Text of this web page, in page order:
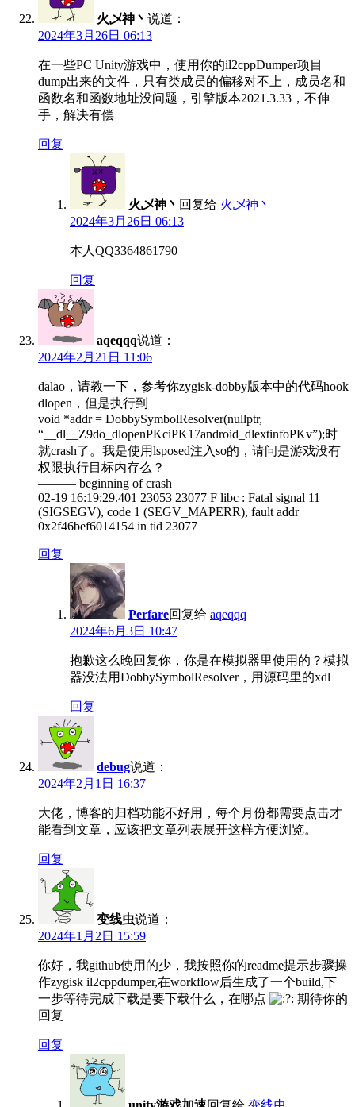
火乄神丶 说道：
2024年3月26日 06:13
在一些PC Unity游戏中，使用你的il2cppDumper项目
dump出来的文件，只有类成员的偏移对不上，成员名和
函数名和函数地址没问题，引擎版本2021.3.33，不伸
手，解决有偿
回复
火乄神丶 回复给 火乄神丶
2024年3月26日 06:13
本人QQ3364861790
回复
aqeqqq说道：
2024年2月21日 11:06
dalao，请教一下，参考你zygisk-dobby版本中的代码hook
dlopen，但是执行到
void *addr = DobbySymbolResolver(nullptr,
“__dl__Z9do_dlopenPKciPK17android_dlextinfoPKv”);时
就crash了。我是使用lsposed注入so的，请问是游戏没有
权限执行目标内存么？
——— beginning of crash
02-19 16:19:29.401 23053 23077 F libc : Fatal signal 11
(SIGSEGV), code 1 (SEGV_MAPERR), fault addr
0x2f46bef6014154 in tid 23077
回复
Perfare回复给 aqeqqq
2024年6月3日 10:47
抱歉这么晚回复你，你是在模拟器里使用的？模拟
器没法用DobbySymbolResolver，用源码里的xdl
回复
debug说道：
2024年2月1日 16:37
大佬，博客的归档功能不好用，每个月份都需要点击才
能看到文章，应该把文章列表展开这样方便浏览。
回复
变线虫说道：
2024年1月2日 15:59
你好，我github使用的少，我按照你的readme提示步骤操
作zygisk il2cppdumper,在workflow后生成了一个build,下
一步等待完成下载是要下载什么，在哪点
期待你的
回复
回复